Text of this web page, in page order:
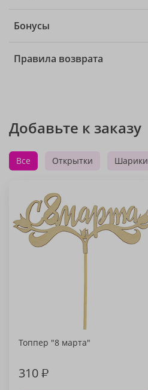
Бонусы
Правила возврата
Добавьте к заказу
Все Открытки Шарики
Топпер "8 марта"
310₽